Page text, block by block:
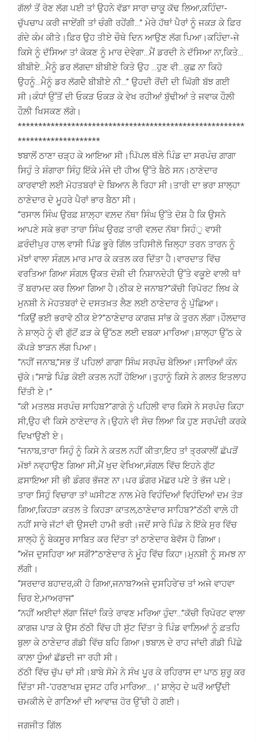
ਗੱਲਾਂ ਤੋਂ ਰੋਣ ਲੱਗ ਪਈ ਤਾਂ ਉਹਨੇ ਵੱਡਾ ਸਾਰਾ ਚਾਕੂ ਕੱਢ ਲਿਆ,ਕਹਿੰਦਾ-
ਚੁੱਪਚਾਪ ਕਰੀ ਜਾਏਂਗੀ ਤਾਂ ਚੰਗੀ ਰਹੇਂਗੀ…” ਮੇਰੇ ਹੱਥਾਂ ਪੈਰਾਂ ਨੂੰ ਜਕੜ ਕੇ ਫ਼ਿਰ
ਗੰਦੇ ਕੰਮ ਕੀਤੇ।ਫ਼ਿਰ ਉਹ ਤੀਏ ਚੌਥੇ ਦਿਨ ਆਉਣ ਲੱਗ ਪਿਆ।ਕਹਿੰਦਾ-ਜੇ
ਕਿਸੇ ਨੂੰ ਦੱਸਿਆ ਤਾਂ ਕੋਕਣ ਨੂੰ ਮਾਰ ਦੇਵੇਗਾ…ਮੈਂ ਡਰਦੀ ਨੇ ਦੱਸਿਆ ਨਾ,ਕਿਤੇ…
ਬੀਬੀਏ…ਮੈਨੂੰ ਡਰ ਲੱਗਦਾ ਬੀਬੀਏ ਕਿਤੇ ਉਹ …ਹੁਣ ਵੀ…ਕੁਛ ਨਾ ਕਿਹੋ
ਉਹਨੂੰ…ਮੈਨੂੰ ਡਰ ਲੱਗਦੈ ਬੀਬੀਏ ਨੀ…” ਉਹਦੀ ਰੋਂਦੀ ਦੀ ਘਿੱਗੀ ਬੱਝ ਗਈ
ਸੀ।ਕੰਧਾਂ ਉੱਤੋਂ ਦੀ ਓਕੜ ਓਕੜ ਕੇ ਵੇਖ ਰਹੀਆਂ ਬੁੱਢੀਆਂ ਤੇ ਜਵਾਕ ਹੌਲ਼ੀ
ਹੌਲ਼ੀ ਖਿਸਕਣ ਲੱਗੇ।
*******************************************************
********************
ਝਬਾਲੋਂ ਠਾਣਾ ਚੜ੍ਹ ਕੇ ਆਇਆ ਸੀ।ਪਿੱਪਲ ਥੱਲੇ ਪਿੰਡ ਦਾ ਸਰਪੰਚ ਗਾਗਾ
ਸਿਹੁੰ ਤੇ ਸ਼ੰਗਾਰਾ ਸਿੰਹੁ ਇੱਕੇ ਮੰਜੇ ਦੀ ਹੀਅ ਉੱਤੇ ਬੈਠੇ ਸਨ।ਠਾਣੇਦਾਰ
ਕਾਰਵਾਈ ਲਈ ਮੋਹਤਬਰਾਂ ਦੇ ਬਿਆਨ ਲੈ ਰਿਹਾ ਸੀ।ਤਾਰੀ ਦਾ ਭਰਾ ਸ਼ਾਲ੍ਹਾ
ਠਾਣੇਦਾਰ ਦੇ ਮੂਹਰੇ ਪੈਰਾਂ ਭਾਰ ਬੈਠਾ ਸੀ।
“ਰਸਾਲ ਸਿੰਘ ਉਰਫ਼ ਸ਼ਾਲ਼੍ਹਾ ਵਲ਼ਦ ਨੱਥਾ ਸਿੰਘ ਉੱਤੇ ਦੋਸ਼ ਹੈ ਕਿ ਉਸਨੇ
ਆਪਣੇ ਸਕੇ ਭਰਾ ਤਾਰਾ ਸਿੰਘ ਉਰਫ਼ ਤਾਰੀ ਵਲ਼ਦ ਨੱਥਾ ਸਿਹੰੁ ਵਾਸੀ
ਫ਼ਰੰਦੀਪੁਰ ਹਾਲ ਵਾਸੀ ਪਿੰਡ ਭੂਰੇ ਗਿੱਲ ਤਹਿਸੀਲੋ ਜ਼ਿਲ੍ਹਾ ਤਰਨ ਤਾਰਨ ਨੂੰ
ਮੱਝਾਂ ਵਾਲਾ ਸੰਗਲ਼ ਮਾਰ ਮਾਰ ਕੇ ਕਤਲ ਕਰ ਦਿੱਤਾ ਹੈ।ਵਾਰਦਾਤ ਵਿੱਚ
ਵਰਤਿਆ ਗਿਆ ਸੰਗਲ਼ ਉਕਤ ਦੋਸ਼ੀ ਦੀ ਨਿਸ਼ਾਨਦੇਹੀ ਉੱਤੇ ਵਕੂਏ ਵਾਲੀ ਥਾਂ
ਤੋਂ ਬਰਾਮਦ ਕਰ ਲਿਆ ਗਿਆ ਹੈ।ਠੀਕ ਏ ਜਨਾਬ?”ਕੱਚੀ ਰਿਪੋਰਟ ਲਿਖ ਕੇ
ਮੁਨਸ਼ੀ ਨੇ ਮੋਹਤਬਰਾਂ ਦੇ ਦਸਤਖ਼ਤ ਲੈਣ ਲਈ ਠਾਣੇਦਾਰ ਨੂੰ ਪੁੱਛਿਆ।
“ਕਿਉਂ ਭਈ ਭਰਾਵੋ ਠੀਕ ਏ?”ਠਾਣੇਦਾਰ ਕਾਗਜ਼ ਸਾਂਭ ਕੇ ਤੁਰਨ ਲੱਗਾ।ਹੌਲਦਾਰ
ਨੇ ਸ਼ਾਲ੍ਹੇ ਨੂੰ ਵੀ ਗੁੱਟੋਂ ਫ਼ੜ ਕੇ ਉੱਠਣ ਲਈ ਦਬਕਾ ਮਾਰਿਆ।ਸ਼ਾਲ੍ਹਾ ਉੱਠ ਕੇ
ਕੱਪੜੇ ਝਾੜਨ ਲੱਗ ਪਿਆ।
“ਨਹੀਂ ਜਨਾਬ,”ਸਭ ਤੋਂ ਪਹਿਲਾਂ ਗਾਗਾ ਸਿੰਘ ਸਰਪੰਚ ਬੋਲਿਆ।ਸਾਰਿਆਂ ਕੰਨ
ਚੁੱਕੇ।“ਸਾਡੇ ਪਿੰਡ ਕੋਈ ਕਤਲ ਨਹੀਂ ਹੋਇਆ।ਤੁਹਾਨੂੰ ਕਿਸੇ ਨੇ ਗਲਤ ਇਤਲਾਹ
ਦਿੱਤੀ ਏ।”
“ਕੀ ਮਤਲਬ ਸਰਪੰਚ ਸਾਹਿਬ?”ਗਾਗੇ ਨੂੰ ਪਹਿਲੀ ਵਾਰ ਕਿਸੇ ਨੇ ਸਰਪੰਚ ਕਿਹਾ
ਸੀ,ਉਹ ਵੀ ਕਿਸੇ ਠਾਣੇਦਾਰ ਨੇ।ਉਹਨੇ ਵੀ ਸੋਚ ਲਿਆ ਕਿ ਹੁਣ ਸਰਪੰਚੀ ਕਰਕੇ
ਦਿਖਾਉਣੀ ਏ।
“ਜਨਾਬ,ਤਾਰਾ ਸਿਹੁੰ ਨੂੰ ਕਿਸੇ ਨੇ ਕਤਲ ਨਹੀਂ ਕੀਤਾ,ਇਹ ਤਾਂ ਤ੍ਰਕਾਲੀਂ ਛੱਪੜੋਂ
ਮੱਝਾਂ ਨਵ੍ਹਾਉਣ ਗਿਆ ਸੀ,ਮੈਂ ਖੁਦ ਵੇਖਿਆ,ਸੰਗਲ਼ ਵਿੱਚ ਇਹਨੇ ਗੁੱਟ
ਫ਼ਸਾਇਆ ਸੀ ਭੀ ਡੰਗਰ ਭੱਜਣ ਨਾ।ਪਰ ਡੰਗਰ ਮੱਛਰ ਪਏ ਤੇ ਭੱਜ ਪਏ।
ਤਾਰਾ ਸਿਹੁੰ ਵਿਚਾਰਾ ਤਾਂ ਘਸੀਟਣ ਨਾਲ ਮੇਰੇ ਵਿਹੰਦਿਆਂ ਵਿਹੰਦਿਆਂ ਦਮ ਤੋੜ
ਗਿਆ,ਕਿਹੜਾ ਕਤਲ ਤੇ ਕਿਹੜਾ ਕਾਤਲ,ਠਾਣੇਦਾਰ ਸਾਹਿਬ?”ਠੱਠੀ ਵਾਲ਼ੇ ਹੀ
ਨਹੀਂ ਸਾਰੇ ਜੱਟਾਂ ਵੀ ਉਸਦੀ ਹਾਮੀ ਭਰੀ।ਜਦੋਂ ਸਾਰੇ ਪਿੰਡ ਨੇ ਇੱਕੇ ਸੁਰ ਵਿੱਚ
ਸ਼ਾਲ੍ਹੇ ਨੂੰ ਬੇਕਸੂਰ ਸਾਬਿਤ ਕਰ ਦਿੱਤਾ ਤਾਂ ਠਾਣੇਦਾਰ ਬੇਵੱਸ ਹੋ ਗਿਆ।
“ਅੱਜ ਦੁਸਹਿਰਾ ਆ ਸਗੋਂ?”ਠਾਣੇਦਾਰ ਨੇ ਮੂੰਹ ਵਿੱਚ ਕਿਹਾ।ਮੁਨਸ਼ੀ ਨੂੰ ਸਮਝ ਨਾ
ਲੱਗੀ।
“ਸਰਦਾਰ ਬਹਾਦਰ,ਕੀ ਹੋ ਗਿਆ,ਜਨਾਬ?ਅਜੇ ਦੁਸਹਿਰੇ’ਚ ਤਾਂ ਅਜੇ ਵਾਹਵਾ
ਚਿਰ ਏ,ਮਾਅਰਾਜ”
“ਨਹੀਂ ਅਈਦਾਂ ਲੱਗਾ ਜਿੱਦਾਂ ਕਿਤੇ ਰਾਵਣ ਮਰਿਆ ਹੁੰਦਾ…”ਕੱਚੀ ਰਿਪੋਰਟ ਵਾਲਾ
ਕਾਗਜ਼ ਪਾੜ ਕੇ ਉਸ ਠੱਠੀ ਵਿੱਚ ਹੀ ਸੁੱਟ ਦਿੱਤਾ ਤੇ ਪਿੰਡ ਵਾਲ਼ਿਆਂ ਨੂੰ ਫ਼ਤਹਿ
ਬੁਲਾ ਕੇ ਠਾਣੇਦਾਰ ਗੱਡੀ ਵਿੱਚ ਬਹਿ ਗਿਆ।ਝਬਾਲ਼ ਦੇ ਰਾਹ ਜਾਂਦੀ ਗੱਡੀ ਪਿੱਛੇ
ਕਾਲ਼ਾ ਧੂੰਆਂ ਛੱਡਦੀ ਜਾ ਰਹੀ ਸੀ।
ਠੱਠੀ ਵਿੱਚ ਚੁੱਪ ਚਾਂ ਸੀ।ਬਾਬੇ ਸੋਮੇ ਨੇ ਸੰਖ ਪੂਰ ਕੇ ਰਹਿਰਾਸ ਦਾ ਪਾਠ ਸ਼ੁਰੂ ਕਰ
ਦਿੱਤਾ ਸੀ-‘ਹਰਣਾਖਸ਼ ਦੁਸਟ ਹਰਿ ਮਾਰਿਆ…।’ ਸ਼ਾਲੇ੍ਹ ਦੇ ਘਰੋਂ ਆਉਂਦੀ
ਚਮਕੀਲੇ ਦੇ ਗਾਣਿਆਂ ਦੀ ਆਵਾਜ਼ ਹੋਰ ਉੱਚੀ ਹੋ ਗਈ।
ਜਗਜੀਤ ਗਿੱਲ